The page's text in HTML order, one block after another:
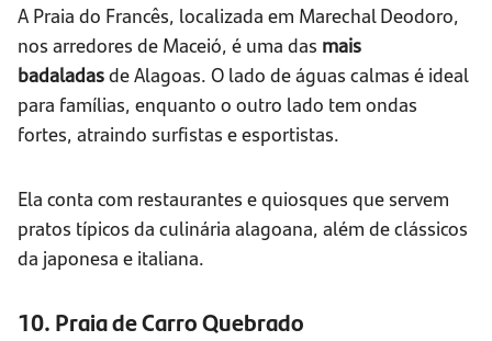
A Praia do Francês, localizada em Marechal Deodoro,
nos arredores de Maceió, é uma das mais
badaladasde Alagoas. O lado de águas calmas é ideal
para famílias, enquanto o outro lado tem ondas
fortes, atraindo surfistas e esportistas.
Ela conta com restaurantes e quiosques que servem
pratos típicos da culinária alagoana, além de clássicos
da japonesa e italiana.
10. Praia de Carro Quebrado